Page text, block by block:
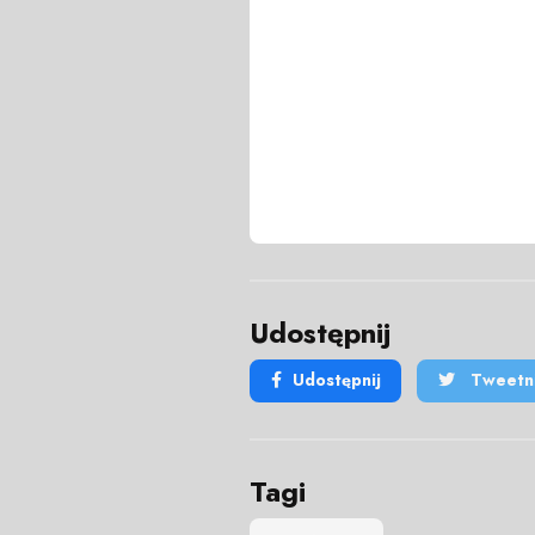
Udostępnij
Udostępnij
Tagi